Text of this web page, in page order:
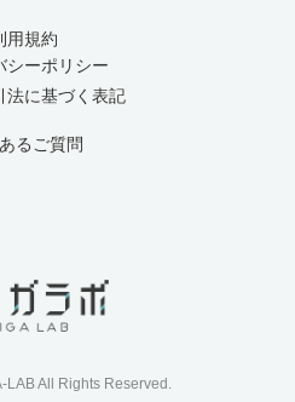
用規約
シーポリシー
法に基づく表記
るご質問
All Rights Reserved.